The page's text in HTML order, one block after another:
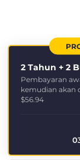
2 Tahun + 2
Pembayaran
kemudian akan
$56.94